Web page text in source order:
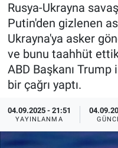
Rusya-Ukrayna
Putin'den gizlenen
Ukrayna'ya asker
ve bunu taahhüt
ABD Başkanı
bir çağrı yaptı.
04.09.2025 - 21:51
YAYINLANMA
Trend
Özel Haberler
Yazarlar
Ekonomi
Dünya
Medya
Özel Haberler
Son Dakika
Haber Arşivi